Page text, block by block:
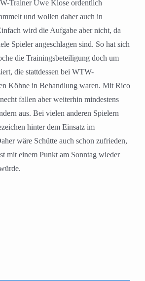
Trainer Uwe Klose ordentlich
und wollen daher auch in
wird die Aufgabe aber nicht, da
Spieler angeschlagen sind. So hat sich
die Trainingsbeteiligung doch um
die stattdessen bei WTW-
Köhne in Behandlung waren. Mit Rico
fallen aber weiterhin mindestens
aus. Bei vielen anderen Spielern
hinter dem Einsatz im
wäre Schütte auch schon zufrieden,
mit einem Punkt am Sonntag wieder